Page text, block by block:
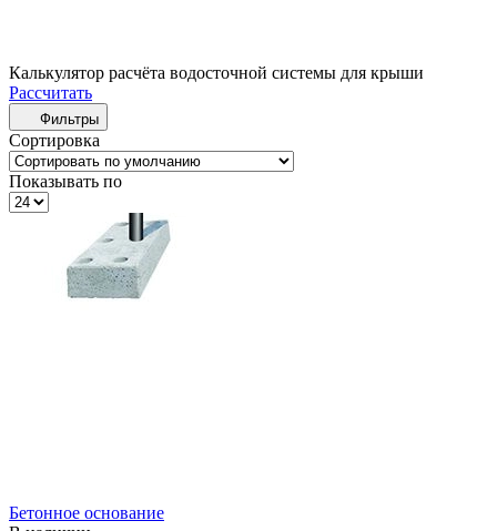
Калькулятор расчёта водосточной системы для крыши
Рассчитать
Фильтры
Сортировка
Показывать по
Бетонное основание